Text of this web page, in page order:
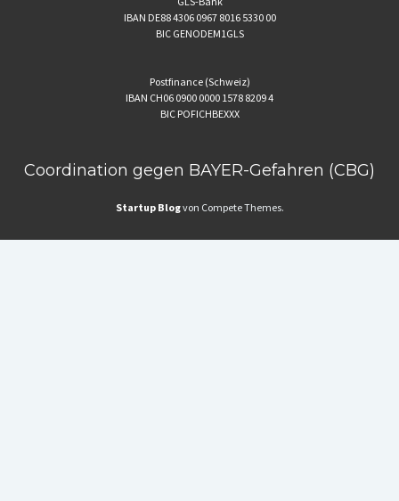
IBAN DE88 4306 0967 8016 5330 00
BIC GENODEM1GLS
Postfinance (Schweiz)
IBAN CH06 0900 0000 1578 8209 4
BIC POFICHBEXXX
Coordination gegen BAYER-Gefahren (CBG)
Startup Blogvon Compete Themes.